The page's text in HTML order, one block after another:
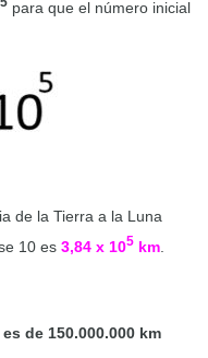
para que el número inicial
de la Tierra a la Luna
10 es 3,84 x 105 km
de 150.000.000 km